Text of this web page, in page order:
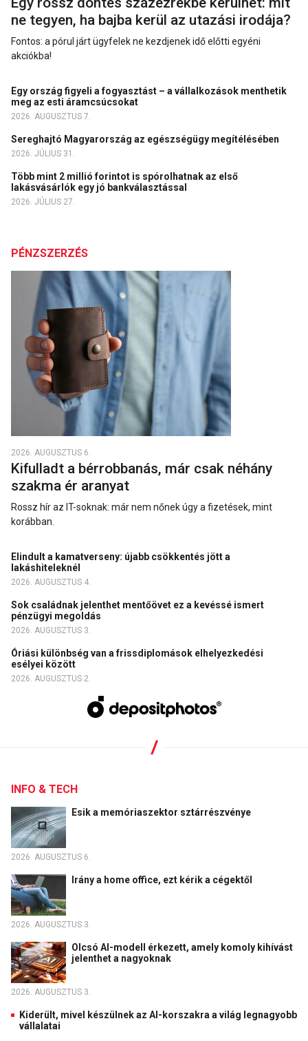
ne tegyen, ha bajba kerül az utazási irodája?
Fontos: a pórul járt ügyfelek ne kezdjenek idő előtti egyéni
akciókba!
Egy ország figyeli a fogyasztást – a vállalkozások menthetik
meg az esti áramcsúcsokat
2026. AUGUSZTUS 7.
Sereghajtó Magyarország az egészségügy megítélésében
2026. JÚLIUS 31.
Több mint 2 millió forintot is spórolhatnak az első
lakásvásárlók egy jó bankválasztással
2026. JÚLIUS 27.
PÉNZSZERZÉS
2026. AUGUSZTUS 6.
Kifulladt a bérrobbanás, már csak néhány
szakma ér aranyat
Rossz hír az IT-soknak: már nem nőnek úgy a fizetések, mint
korábban.
Elindult a kamatverseny: újabb csökkentés jött a
lakáshiteleknél
2026. AUGUSZTUS 4.
Sok családnak jelenthet mentőövet ez a kevéssé ismert
pénzügyi megoldás
2026. AUGUSZTUS 3.
Óriási különbség van a frissdiplomások elhelyezkedési
esélyei között
2026. AUGUSZTUS 2.
INFO & TECH
Esik a memóriaszektor sztárrészvénye
2026. AUGUSZTUS 6.
Irány a home office, ezt kérik a cégektől
2026. AUGUSZTUS 3.
Olcsó AI-modell érkezett, amely komoly kihívást
jelenthet a nagyoknak
2026. AUGUSZTUS 3.
Kiderült, mivel készülnek az AI-korszakra a világ legnagyobb
vállalatai